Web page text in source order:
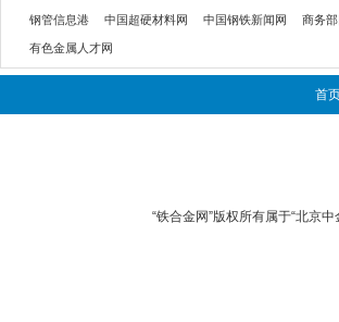
钢管信息港 中国超硬材料网 中国钢铁新闻网 商务
有色金属人才网
首
“铁合金网”版权所有属于“北京